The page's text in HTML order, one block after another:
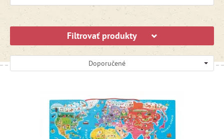
Filtrovať produkty
Doporučené